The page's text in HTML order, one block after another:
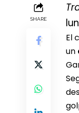
SHARE
El
un